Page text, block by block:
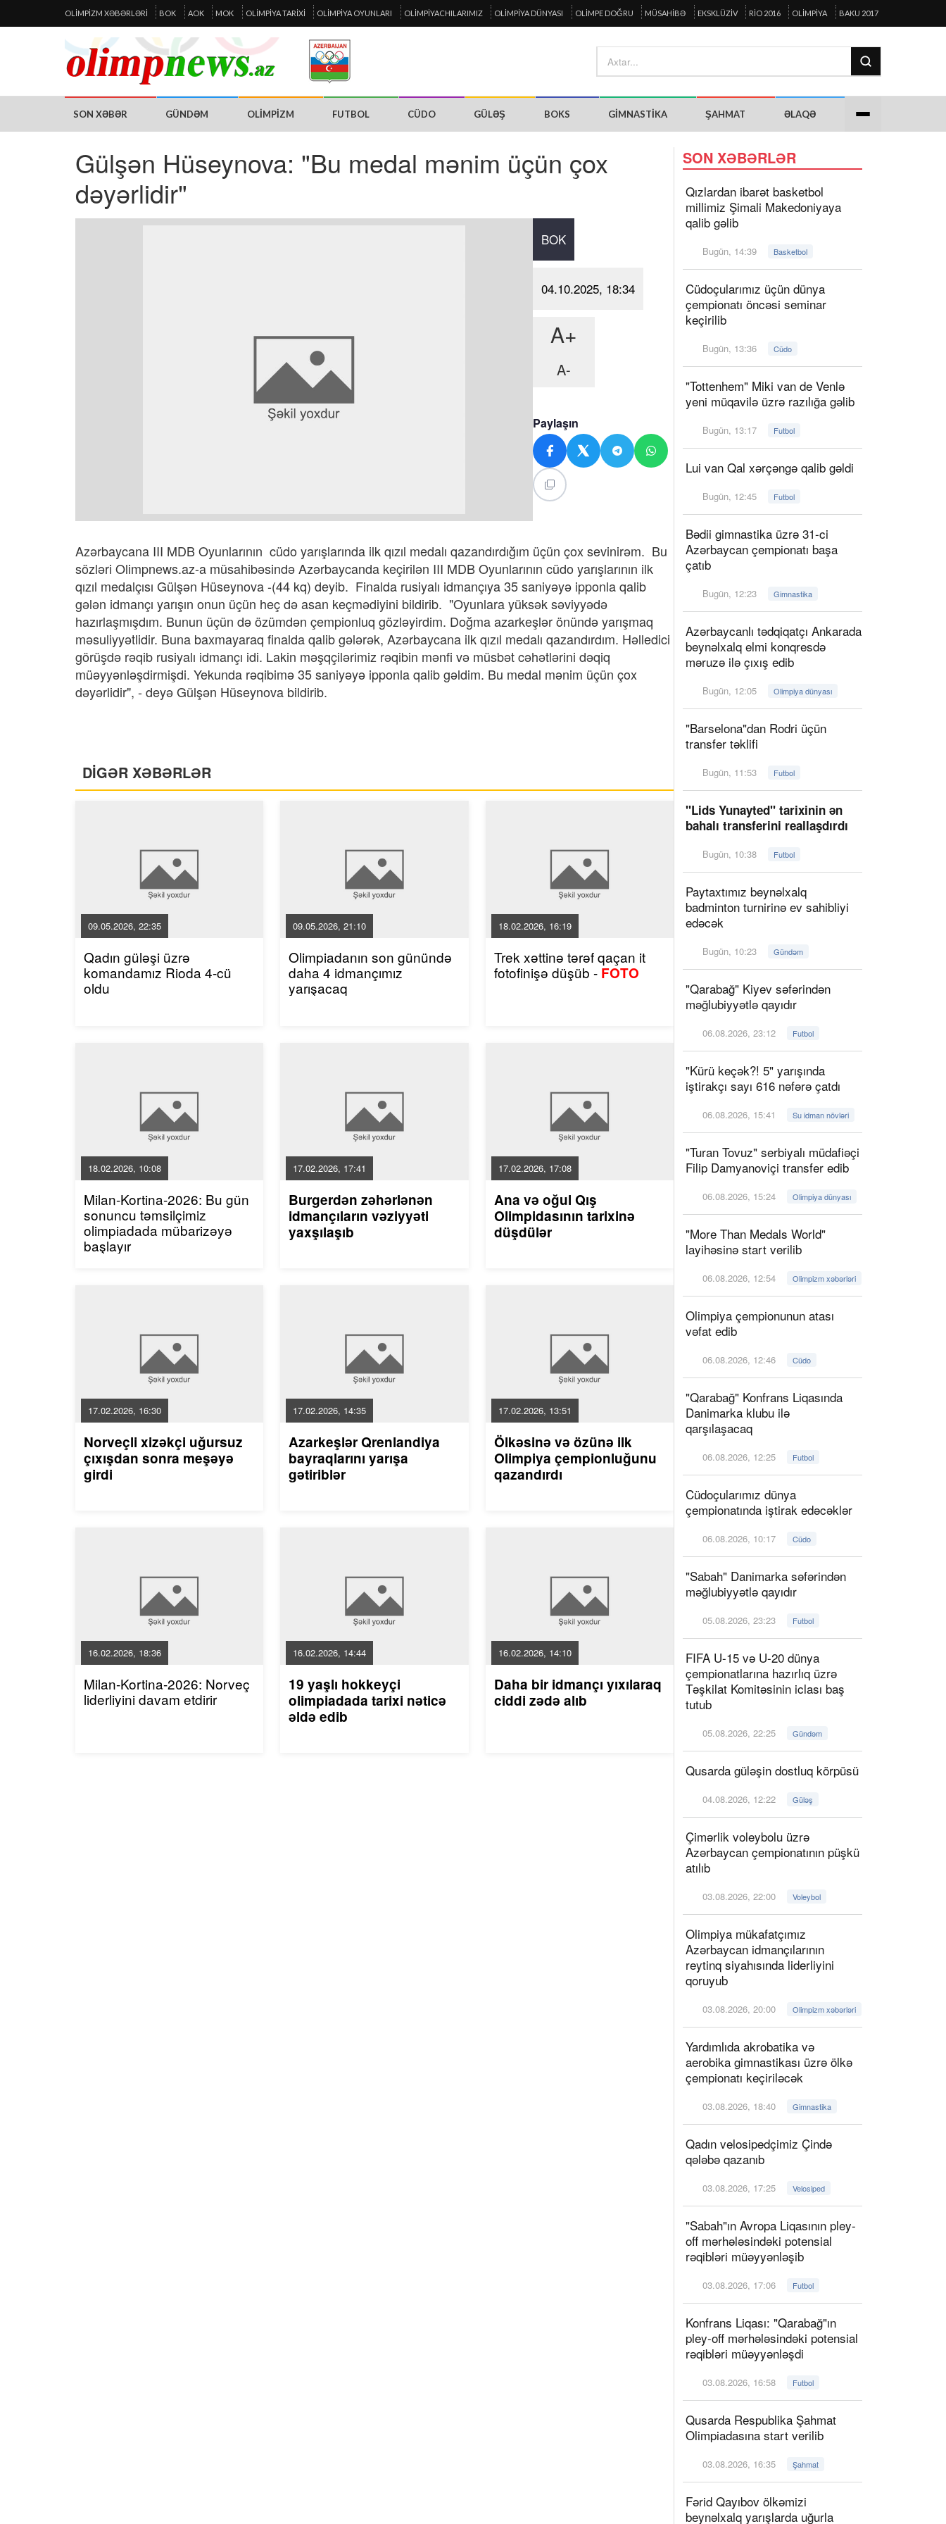
OLIMPIZM XƏBƏRLƏRI BOK AOK MOK OLIMPIYA TARIXI OLIMPIYA OYUNLARI OLIMPIYACHILARIMIZ OLIMPIYA DÜNYASI OLIMPE DOĞRU MÜSAHIBƏ EKSKLÜZIV RIO 2016 OLIMPIYA BAKU 2017
SON XƏBƏR GÜNDƏM OLIMPIZM FUTBOL CÜDO GÜLƏŞ BOKS GIMNASTIKA ŞAHMAT ƏLAQƏ
Gülşən Hüseynova: "Bu medal mənim üçün çox
dəyərlidir"
BOK
04.10.2025, 18:34
A+
A-
Paylaşın
Azərbaycana III MDB Oyunlarının cüdo yarışlarında ilk qızıl medalı qazandırdığım üçün çox sevinirəm. Bu
sözləri Olimpnews.az-a müsahibəsində Azərbaycanda keçirilən III MDB Oyunlarının cüdo yarışlarının ilk
qızıl medalçısı Gülşən Hüseynova -(44 kq) deyib. Finalda rusiyalı idmançıya 35 saniyəyə ipponla qalib
gələn idmançı yarışın onun üçün heç də asan keçmədiyini bildirib. "Oyunlara yüksək səviyyədə
hazırlaşmışdım. Bunun üçün də özümdən çempionluq gözləyirdim. Doğma azarkeşlər önündə yarışmaq
məsuliyyətlidir. Buna baxmayaraq finalda qalib gələrək, Azərbaycana ilk qızıl medalı qazandırdım. Həlledici
görüşdə rəqib rusiyalı idmançı idi. Lakin məşqçilərimiz rəqibin mənfi və müsbət cəhətlərini dəqiq
müəyyənləşdirmişdi. Yekunda rəqibimə 35 saniyəyə ipponla qalib gəldim. Bu medal mənim üçün çox
dəyərlidir", - deyə Gülşən Hüseynova bildirib.
DİGƏR XƏBƏRLƏR
09.05.2026, 22:35
Qadın güləşi üzrə
komandamız Rioda 4-cü
oldu
09.05.2026, 21:10
Olimpiadanın son günündə
daha 4 idmançımız
yarışacaq
18.02.2026, 16:19
Trek xəttinə tərəf qaçan it
fotofinişə düşüb - FOTO
18.02.2026, 10:08
Milan-Kortina-2026: Bu gün
sonuncu təmsilçimiz
olimpiadada mübarizəyə
başlayır
17.02.2026, 17:41
Burgerdən zəhərlənən
idmançıların vəziyyəti
yaxşılaşıb
17.02.2026, 17:08
Ana və oğul Qış
Olimpidasının tarixinə
düşdülər
17.02.2026, 16:30
Norveçli xizəkçi uğursuz
çıxışdan sonra meşəyə
girdi
17.02.2026, 14:35
Azarkeşlər Qrenlandiya
bayraqlarını yarışa
gətiriblər
17.02.2026, 13:51
Ölkəsinə və özünə ilk
Olimpiya çempionluğunu
qazandırdı
16.02.2026, 18:36
Milan-Kortina-2026: Norveç
liderliyini davam etdirir
16.02.2026, 14:44
19 yaşlı hokkeyçi
olimpiadada tarixi nəticə
əldə edib
16.02.2026, 14:10
Daha bir idmançı yıxılaraq
ciddi zədə alıb
SON XƏBƏRLƏR
Qızlardan ibarət basketbol
millimiz Şimali Makedoniyaya
qalib gəlib
Bugün, 14:39 Basketbol
Cüdoçularımız üçün dünya
çempionatı öncəsi seminar
keçirilib
Bugün, 13:36 Cüdo
"Tottenhem" Miki van de Venlə
yeni müqavilə üzrə razılığa gəlib
Bugün, 13:17 Futbol
Lui van Qal xərçəngə qalib gəldi
Bugün, 12:45 Futbol
Bədii gimnastika üzrə 31-ci
Azərbaycan çempionatı başa
çatıb
Bugün, 12:23 Gimnastika
Azərbaycanlı tədqiqatçı Ankarada
beynəlxalq elmi konqresdə
məruzə ilə çıxış edib
Bugün, 12:05 Olimpiya dünyası
"Barselona"dan Rodri üçün
transfer təklifi
Bugün, 11:53 Futbol
"Lids Yunayted" tarixinin ən
bahalı transferini reallaşdırdı
Bugün, 10:38 Futbol
Paytaxtımız beynəlxalq
badminton turnirinə ev sahibliyi
edəcək
Bugün, 10:23 Gündəm
"Qarabağ" Kiyev səfərindən
məğlubiyyətlə qayıdır
06.08.2026, 23:12 Futbol
"Kürü keçək?! 5" yarışında
iştirakçı sayı 616 nəfərə çatdı
06.08.2026, 15:41 Su idman növləri
"Turan Tovuz" serbiyalı müdafiəçi
Filip Damyanoviçi transfer edib
06.08.2026, 15:24 Olimpiya dünyası
"More Than Medals World"
layihəsinə start verilib
06.08.2026, 12:54 Olimpizm xəbərləri
Olimpiya çempionunun atası
vəfat edib
06.08.2026, 12:46 Cüdo
"Qarabağ" Konfrans Liqasında
Danimarka klubu ilə
qarşılaşacaq
06.08.2026, 12:25 Futbol
Cüdoçularımız dünya
çempionatında iştirak edəcəklər
06.08.2026, 10:17 Cüdo
"Sabah" Danimarka səfərindən
məğlubiyyətlə qayıdır
05.08.2026, 23:23 Futbol
FIFA U-15 və U-20 dünya
çempionatlarına hazırlıq üzrə
Təşkilat Komitəsinin iclası baş
tutub
05.08.2026, 22:25 Gündəm
Qusarda güləşin dostluq körpüsü
04.08.2026, 12:22 Güləş
Çimərlik voleybolu üzrə
Azərbaycan çempionatının püşkü
atılıb
03.08.2026, 22:00 Voleybol
Olimpiya mükafatçımız
Azərbaycan idmançılarının
reytinq siyahısında liderliyini
qoruyub
03.08.2026, 20:00 Olimpizm xəbərləri
Yardımlıda akrobatika və
aerobika gimnastikası üzrə ölkə
çempionatı keçiriləcək
03.08.2026, 18:40 Gimnastika
Qadın velosipedçimiz Çində
qələbə qazanıb
03.08.2026, 17:25 Velosiped
"Sabah"ın Avropa Liqasının pley-
off mərhələsindəki potensial
rəqibləri müəyyənləşib
03.08.2026, 17:06 Futbol
Konfrans Liqası: "Qarabağ"ın
pley-off mərhələsindəki potensial
rəqibləri müəyyənləşdi
03.08.2026, 16:58 Futbol
Qusarda Respublika Şahmat
Olimpiadasına start verilib
03.08.2026, 16:35 Şahmat
Fərid Qayıbov ölkəmizi
beynəlxalq yarışlarda uğurla